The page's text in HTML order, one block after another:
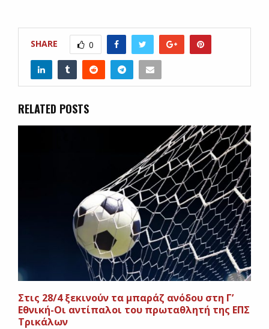
SHARE 0
RELATED POSTS
Στις 28/4 ξεκινούν τα μπαράζ ανόδου στη Γ’
Εθνική-Οι αντίπαλοι του πρωταθλητή της ΕΠΣ
Τρικάλων